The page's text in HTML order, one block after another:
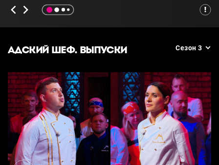
АДСКИЙ ШЕФ. ВЫПУСКИ Сезон 3